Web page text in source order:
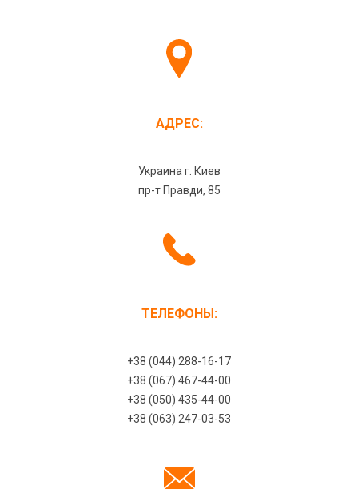
АДРЕС:
Украина г. Киев
пр-т Правди, 85
ТЕЛЕФОНЫ:
+38 (044) 288-16-17
+38 (067) 467-44-00
+38 (050) 435-44-00
+38 (063) 247-03-53